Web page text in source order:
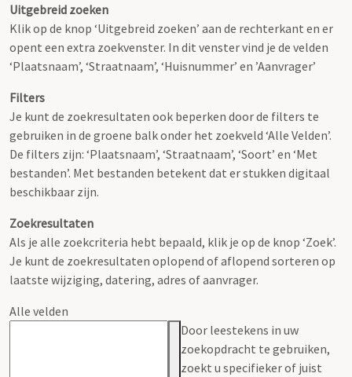
Uitgebreid zoeken
Klik op de knop ‘Uitgebreid zoeken’ aan de rechterkant en er
opent een extra zoekvenster. In dit venster vind je de velden
‘Plaatsnaam’, ‘Straatnaam’, ‘Huisnummer’ en ’Aanvrager’
Filters
Je kunt de zoekresultaten ook beperken door de filters te
gebruiken in de groene balk onder het zoekveld ‘Alle Velden’.
De filters zijn: ‘Plaatsnaam’, ‘Straatnaam’, ‘Soort’ en ‘Met
bestanden’. Met bestanden betekent dat er stukken digitaal
beschikbaar zijn.
Zoekresultaten
Als je alle zoekcriteria hebt bepaald, klik je op de knop ‘Zoek’.
Je kunt de zoekresultaten oplopend of aflopend sorteren op
laatste wijziging, datering, adres of aanvrager.
Alle velden
Door leestekens in uw
zoekopdracht te gebruiken,
zoekt u specifieker of juist